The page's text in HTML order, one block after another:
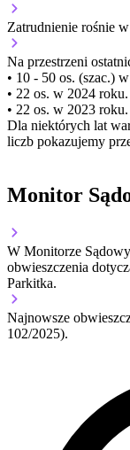
Zatrudnienie rośnie w
Na przestrzeni
• 10 - 50 os. (szac.)
• 22 os. w 2024 roku.
• 22 os. w 2023 roku.
Dla niektórych lat
liczb pokazujemy
Monitor
W Monitorze
obwieszczenia
Parkitka.
Najnowsze
102/2025).